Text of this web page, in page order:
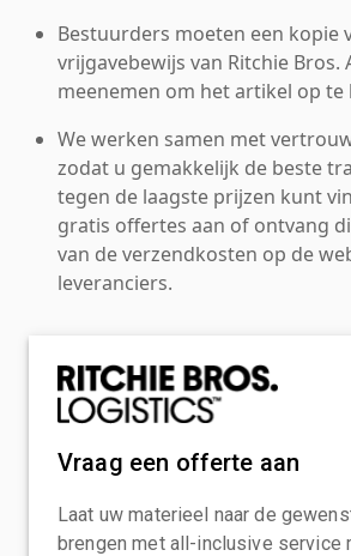
Bestuurders moeten een kopie
vrijgavebewijs van Ritchie Bros.
meenemen om het artikel op te
We werken samen met
zodat u gemakkelijk de beste
tegen de laagste prijzen kunt
gratis offertes aan of ontvang
van de verzendkosten op de
leveranciers.
Vraag een offerte aan
Laat uw materieel naar de
brengen met all-inclusive service